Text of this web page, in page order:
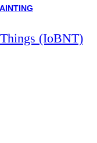
(IoBNT)